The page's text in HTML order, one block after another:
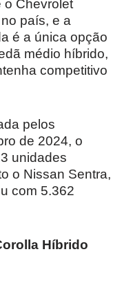
o Chevrolet
país, e a
é a única opção
médio híbrido,
competitivo
pelos
de 2024, o
unidades
o Nissan Sentra,
com 5.362
Híbrido